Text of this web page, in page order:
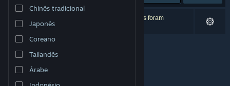
Alterar idioma
Baixe o aplicativo móvel do Steam
Ver versão para computadores
Chinês tradicional
Japonês
Coreano
Tailandês
Árabe
0 resultados correspondem à sua busca. 2 títulos foram
excluídos de acordo com as suas preferências.